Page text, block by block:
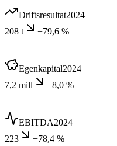
Driftsresultat2024
208 t
−79,6 %
Egenkapital2024
7,2 mill
−8,0 %
EBITDA2024
223
−78,4 %